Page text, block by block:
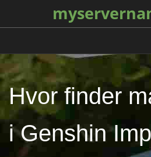
Hvor finder
i Genshin